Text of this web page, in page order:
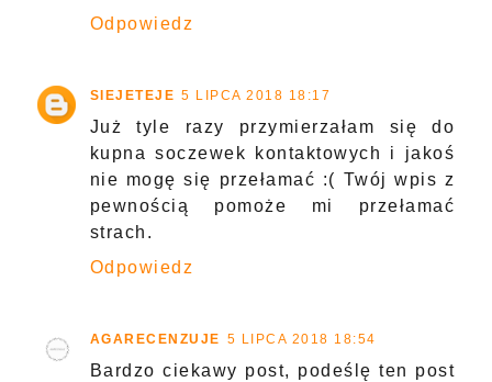
Odpowiedz
SIEJETEJE 5 LIPCA 2018 18:17
Już tyle razy przymierzałam się do
kupna soczewek kontaktowych i jakoś
nie mogę się przełamać :( Twój wpis z
pewnością pomoże mi przełamać
strach.
Odpowiedz
AGARECENZUJE 5 LIPCA 2018 18:54
Bardzo ciekawy post, podeślę ten post